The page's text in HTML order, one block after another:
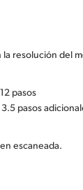
la resolución del
pasos
pasos
escaneada.